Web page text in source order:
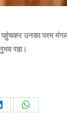
उनका परम मंगलमय
रहा।
Share